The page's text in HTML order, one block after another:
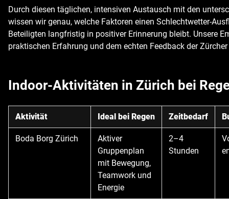
Durch diesen täglichen, intensiven Austausch mit den
wissen wir genau, welche Faktoren einen Schlechtwetter-
Beteiligten langfristig in positiver Erinnerung bleibt. Unsere
praktischen Erfahrung und dem echten Feedback der
Indoor-Aktivitäten in Zürich bei
Aktivität Ideal bei Regen Zeitbedarf
Boda Borg Zürich
Aktiver
Gruppenplan
mit Bewegung,
Teamwork und
Energie
2–4
Stunden